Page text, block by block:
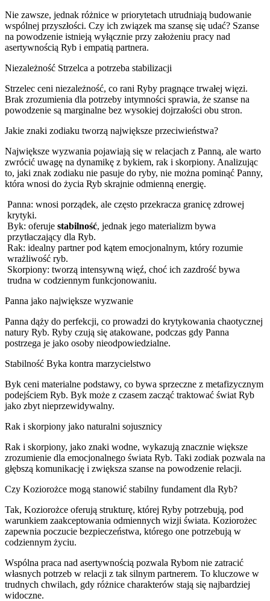
Nie zawsze, jednak różnice w priorytetach utrudniają budowanie
wspólnej przyszłości. Czy ich związek ma szansę się udać? Szanse
na powodzenie istnieją wyłącznie przy założeniu pracy nad
asertywnością Ryb i empatią partnera.
Niezależność Strzelca a potrzeba stabilizacji
Strzelec ceni niezależność, co rani Ryby pragnące trwałej więzi.
Brak zrozumienia dla potrzeby intymności sprawia, że szanse na
powodzenie są marginalne bez wysokiej dojrzałości obu stron.
Jakie znaki zodiaku tworzą największe przeciwieństwa?
Największe wyzwania pojawiają się w relacjach z Panną, ale warto
zwrócić uwagę na dynamikę z bykiem, rak i skorpiony. Analizując
to, jaki znak zodiaku nie pasuje do ryby, nie można pominąć Panny,
która wnosi do życia Ryb skrajnie odmienną energię.
Panna: wnosi porządek, ale często przekracza granicę zdrowej
krytyki.
Byk: oferuje stabilność, jednak jego materializm bywa
przytłaczający dla Ryb.
Rak: idealny partner pod kątem emocjonalnym, który rozumie
wrażliwość ryb.
Skorpiony: tworzą intensywną więź, choć ich zazdrość bywa
trudna w codziennym funkcjonowaniu.
Panna jako największe wyzwanie
Panna dąży do perfekcji, co prowadzi do krytykowania chaotycznej
natury Ryb. Ryby czują się atakowane, podczas gdy Panna
postrzega je jako osoby nieodpowiedzialne.
Stabilność Byka kontra marzycielstwo
Byk ceni materialne podstawy, co bywa sprzeczne z metafizycznym
podejściem Ryb. Byk może z czasem zacząć traktować świat Ryb
jako zbyt nieprzewidywalny.
Rak i skorpiony jako naturalni sojusznicy
Rak i skorpiony, jako znaki wodne, wykazują znacznie większe
zrozumienie dla emocjonalnego świata Ryb. Taki zodiak pozwala na
głębszą komunikację i zwiększa szanse na powodzenie relacji.
Czy Koziorożce mogą stanowić stabilny fundament dla Ryb?
Tak, Koziorożce oferują strukturę, której Ryby potrzebują, pod
warunkiem zaakceptowania odmiennych wizji świata. Koziorożec
zapewnia poczucie bezpieczeństwa, którego one potrzebują w
codziennym życiu.
Wspólna praca nad asertywnością pozwala Rybom nie zatracić
własnych potrzeb w relacji z tak silnym partnerem. To kluczowe w
trudnych chwilach, gdy różnice charakterów stają się najbardziej
widoczne.